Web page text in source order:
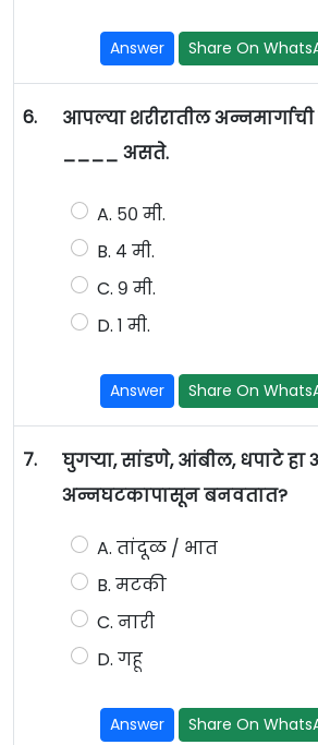
Answer Share On
6.
आपल्या शरीरातील
____ असते.
A. ५० मी.
B. ४ मी.
C. ९ मी.
D. १ मी.
Answer Share On
7.
घुगऱ्या, सांडणे, आंबील, धपाटे हा
अन्नघटकापासून बनवतात?
A. तांदूळ / भात
B. मटकी
C. नारी
D. गहू
Answer Share On